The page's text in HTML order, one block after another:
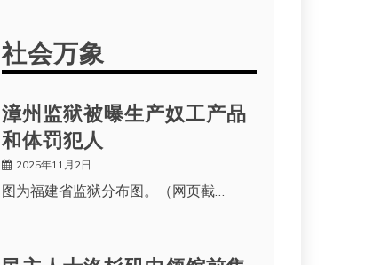
社会万象
漳州监狱被曝生产奴工产品
和体罚犯人
2025年11月2日
图为福建省监狱分布图。（网页截…